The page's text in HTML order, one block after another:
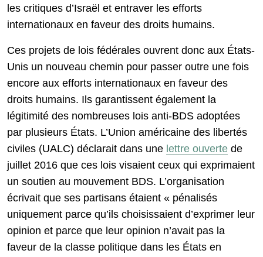
les critiques d’Israël et entraver les efforts
internationaux en faveur des droits humains.
Ces projets de lois fédérales ouvrent donc aux États-
Unis un nouveau chemin pour passer outre une fois
encore aux efforts internationaux en faveur des
droits humains. Ils garantissent également la
légitimité des nombreuses lois anti-BDS adoptées
par plusieurs États. L’Union américaine des libertés
civiles (UALC) déclarait dans une lettre ouverte de
juillet 2016 que ces lois visaient ceux qui exprimaient
un soutien au mouvement BDS. L’organisation
écrivait que ses partisans étaient « pénalisés
uniquement parce qu’ils choisissaient d’exprimer leur
opinion et parce que leur opinion n’avait pas la
faveur de la classe politique dans les États en